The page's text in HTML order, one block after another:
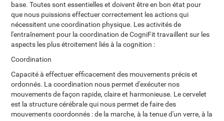
base. Toutes sont essentielles et doivent être en bon état pour
que nous puissions effectuer correctement les actions qui
nécessitent une coordination physique. Les activités de
l'entraînement pour la coordination de CogniFit travaillent sur les
aspects les plus étroitement liés à la cognition :
Coordination
Capacité à effectuer efficacement des mouvements précis et
ordonnés. La coordination nous permet d'exécuter nos
mouvements de façon rapide, claire et harmonieuse. Le cervelet
est la structure cérébrale qui nous permet de faire des
mouvements coordonnés : de la marche, à la tenue d'un verre, à la